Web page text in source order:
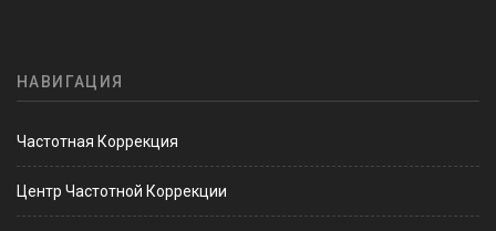
НАВИГАЦИЯ
Частотная Коррекция
Центр Частотной Коррекции